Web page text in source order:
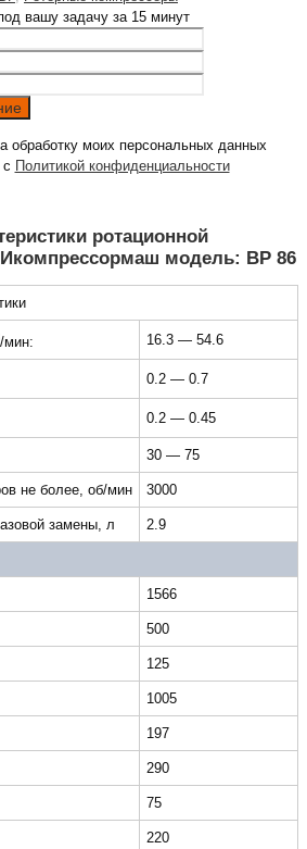
вашу задачу за 15 минут
обработку моих персональных данных
с Политикой конфиденциальности
ротационной
модель: ВР 86
/мин: 16.3 — 54.6
0.2 — 0.7
0.2 — 0.45
30 — 75
не более, об/мин 3000
замены, л 2.9
1566
500
125
1005
197
290
75
220